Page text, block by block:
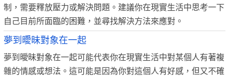
制，需要釋放壓力或解決問題。建議你在現實生活中思考一下
自己目前所面臨的困難，並尋找解決方法來應對。
夢到曖昧對象在一起
夢到曖昧對象在一起可能代表你在現實生活中對某個人有著複
雜的情感或想法。這可能是因為你對這個人有好感，但又不確